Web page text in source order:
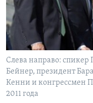
Learning English
СОЦИАЛЬНЫЕ СЕТИ
Языки
Слева направо: спикер
Бейнер, президент
Кенни и конгрессмен
2011 года